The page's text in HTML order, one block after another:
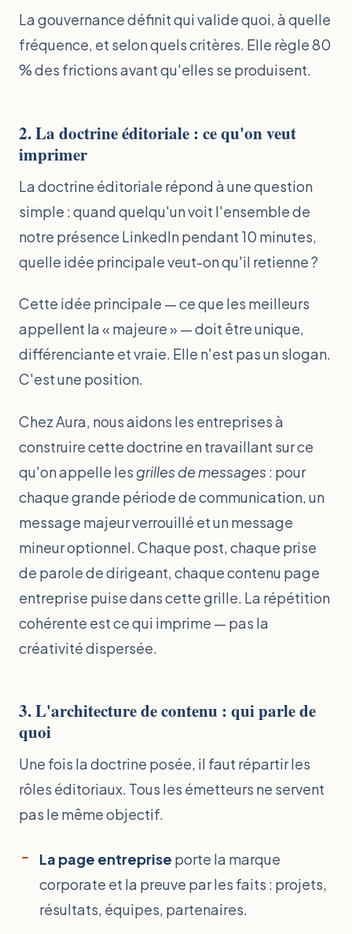
La gouvernance définit qui valide quoi, à quelle
fréquence, et selon quels critères. Elle règle 80
% des frictions avant qu'elles se produisent.
2. La doctrine éditoriale : ce qu'on veut
imprimer
La doctrine éditoriale répond à une question
simple : quand quelqu'un voit l'ensemble de
notre présence LinkedIn pendant 10 minutes,
quelle idée principale veut-on qu'il retienne ?
Cette idée principale — ce que les meilleurs
appellent la « majeure » — doit être unique,
différenciante et vraie. Elle n'est pas un slogan.
C'est une position.
Chez Aura, nous aidons les entreprises à
construire cette doctrine en travaillant sur ce
qu'on appelle les grilles de messages: pour
chaque grande période de communication, un
message majeur verrouillé et un message
mineur optionnel. Chaque post, chaque prise
de parole de dirigeant, chaque contenu page
entreprise puise dans cette grille. La répétition
cohérente est ce qui imprime — pas la
créativité dispersée.
3. L'architecture de contenu : qui parle de
quoi
Une fois la doctrine posée, il faut répartir les
rôles éditoriaux. Tous les émetteurs ne servent
pas le même objectif.
La page entreprise porte la marque
corporate et la preuve par les faits : projets,
résultats, équipes, partenaires.